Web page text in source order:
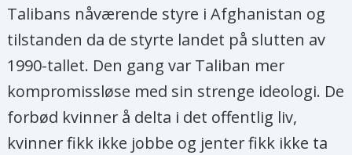
Talibans nåværende styre i Afghanistan og
tilstanden da de styrte landet på slutten av
1990-tallet. Den gang var Taliban mer
kompromissløse med sin strenge ideologi. De
forbød kvinner å delta i det offentlig liv,
kvinner fikk ikke jobbe og jenter fikk ikke ta